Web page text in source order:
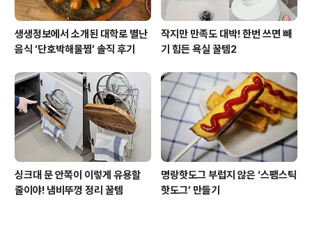
생생정보에서 소개된 대학로 별난
음식 ‘단호박해물찜’ 솔직 후기
작지만 만족도 대박! 한번 쓰면 빼
기 힘든 욕실 꿀템2
싱크대 문 안쪽이 이렇게 유용할
줄이야! 냄비뚜껑 정리 꿀템
명랑핫도그 부럽지 않은 ‘스팸스틱
핫도그’ 만들기